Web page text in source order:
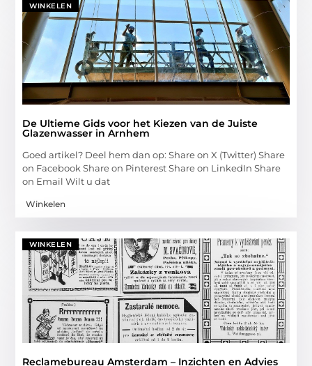
WINKELEN
De Ultieme Gids voor het Kiezen van de Juiste
Glazenwasser in Arnhem
Goed artikel? Deel hem dan op: Share on X (Twitter) Share
on Facebook Share on Pinterest Share on LinkedIn Share
on Email Wilt u dat
Winkelen
WINKELEN
Reclamebureau Amsterdam – Inzichten en Advies